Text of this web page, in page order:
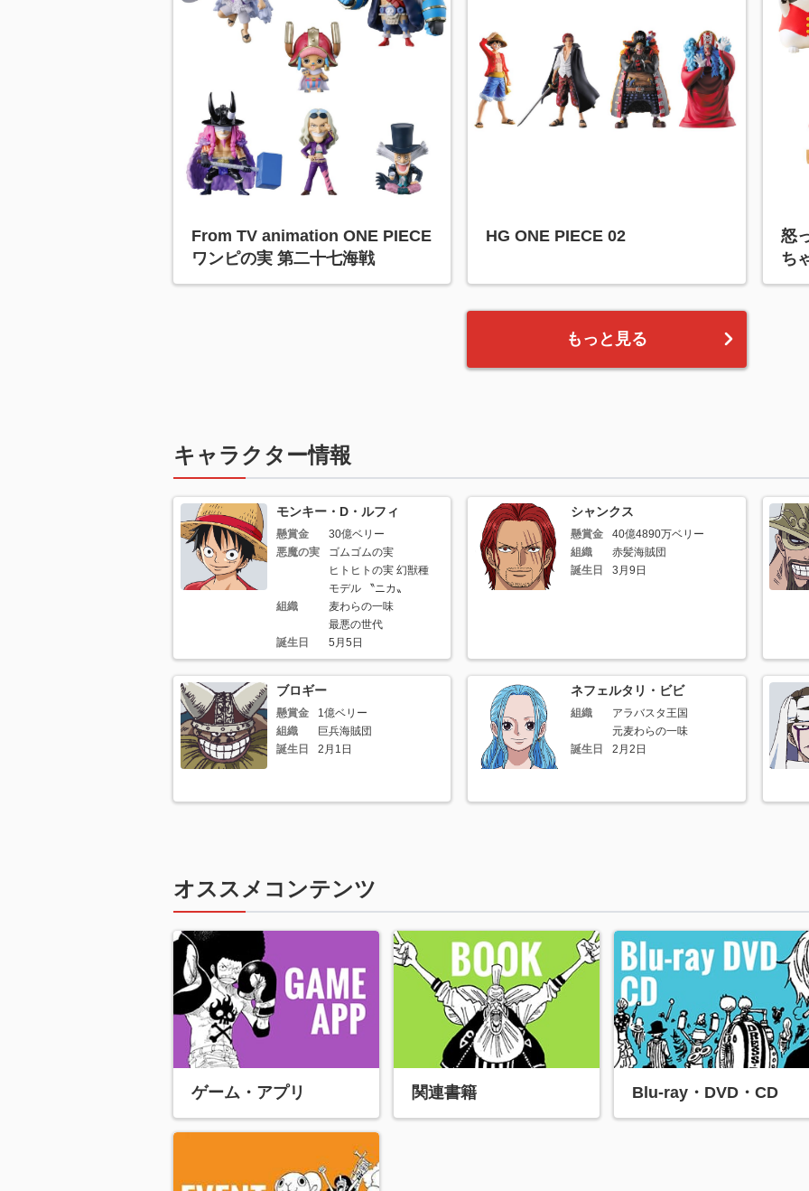
From TV animation ONE PIECE
ワンピの実 第二十七海戦
HG ONE PIECE 02
怒
ち
もっと見る
キャラクター情報
モンキー・D・ルフィ
懸賞金
30億ベリー
悪魔の実
ゴムゴムの実
ヒトヒトの実 幻獣種
モデル 〝ニカ〟
組織
麦わらの一味
最悪の世代
誕生日
5月5日
シャンクス
懸賞金
40億4890万ベリー
組織
赤髪海賊団
誕生日
3月9日
ブロギー
懸賞金
1億ベリー
組織
巨兵海賊団
誕生日
2月1日
ネフェルタリ・ビビ
組織
アラバスタ王国
元麦わらの一味
誕生日
2月2日
オススメコンテンツ
ゲーム・アプリ 関連書籍 Blu-ray・DVD・CD